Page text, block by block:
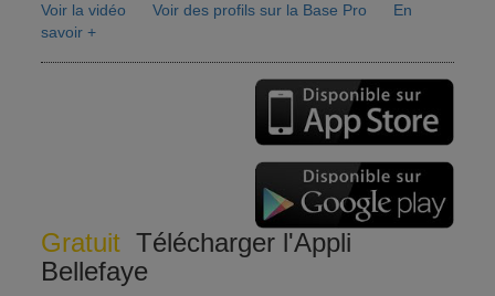
Voir la vidéo Voir des profils sur la Base Pro
En
savoir +
Gratuit Télécharger l'Appli
Bellefaye